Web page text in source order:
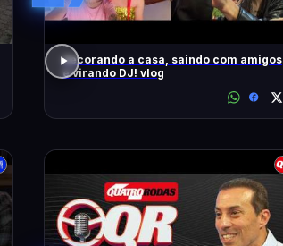
decorando a casa, saindo com amigos
e virando DJ! vlog